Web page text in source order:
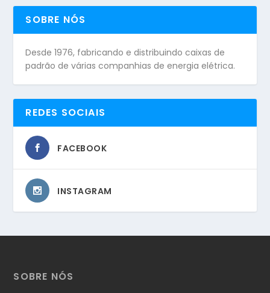
SOBRE NÓS
Desde 1976, fabricando e distribuindo caixas de
padrão de várias companhias de energia elétrica.
REDES SOCIAIS
FACEBOOK
INSTAGRAM
SOBRE NÓS